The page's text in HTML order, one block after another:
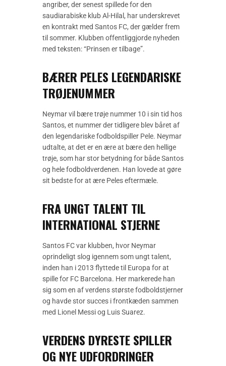
angriber, der senest spillede for den
saudiarabiske klub Al-Hilal, har underskrevet
en kontrakt med Santos FC, der gælder frem
til sommer. Klubben offentliggjorde nyheden
med teksten: “Prinsen er tilbage”.
BÆRER PELES LEGENDARISKE
TRØJENUMMER
Neymar vil bære trøje nummer 10 i sin tid hos
Santos, et nummer der tidligere blev båret af
den legendariske fodboldspiller Pele. Neymar
udtalte, at det er en ære at bære den hellige
trøje, som har stor betydning for både Santos
og hele fodboldverdenen. Han lovede at gøre
sit bedste for at ære Peles eftermæle.
FRA UNGT TALENT TIL
INTERNATIONAL STJERNE
Santos FC var klubben, hvor Neymar
oprindeligt slog igennem som ungt talent,
inden han i 2013 flyttede til Europa for at
spille for FC Barcelona. Her markerede han
sig som en af verdens største fodboldstjerner
og havde stor succes i frontkæden sammen
med Lionel Messi og Luis Suarez.
VERDENS DYRESTE SPILLER
OG NYE UDFORDRINGER